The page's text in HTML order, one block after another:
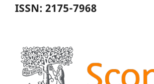
ISSN: 2175-7968